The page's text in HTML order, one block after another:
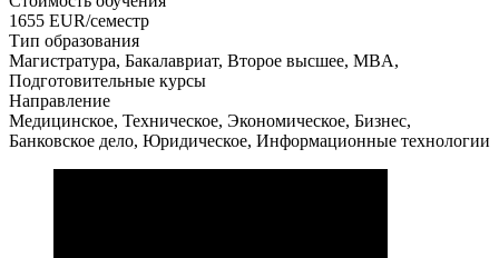
1655 EUR/семестр
Тип образования
Магистратура, Бакалавриат, Второе высшее, MBA,
Подготовительные курсы
Направление
Медицинское, Техническое, Экономическое, Бизнес,
Банковское дело, Юридическое, Информационные технологии